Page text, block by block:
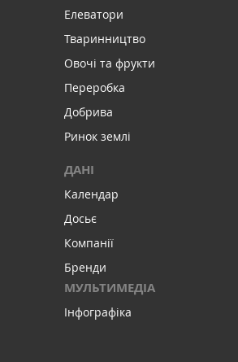
Елеватори
Тваринництво
Овочі та фрукти
Переробка
Добрива
Ринок землі
ДАНІ
Календар
Досьє
Компанії
Бренди
МУЛЬТИМЕДІА
Інфографіка